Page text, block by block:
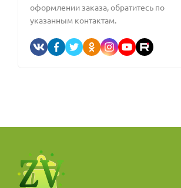
оформлении заказа, обратитесь по
указанным контактам.